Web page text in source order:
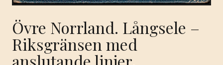
Övre Norrland. Långsele –
Riksgränsen med